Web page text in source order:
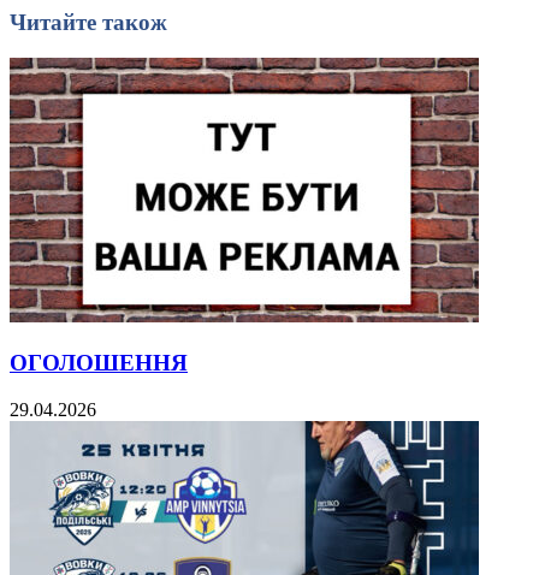
Читайте також
ОГОЛОШЕННЯ
29.04.2026